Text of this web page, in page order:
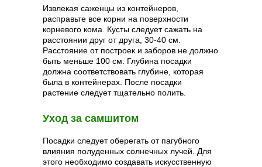
Извлекая саженцы из контейнеров,
расправьте все корни на поверхности
корневого кома. Кусты следует сажать на
расстоянии друг от друга, 30-40 см.
Расстояние от построек и заборов не должно
быть меньше 100 см. Глубина посадки
должна соответствовать глубине, которая
была в контейнерах. После посадки
растение следует тщательно полить.
Уход за самшитом
Посадки следует оберегать от пагубного
влияния полуденных солнечных лучей. Для
этого необходимо создавать искусственную